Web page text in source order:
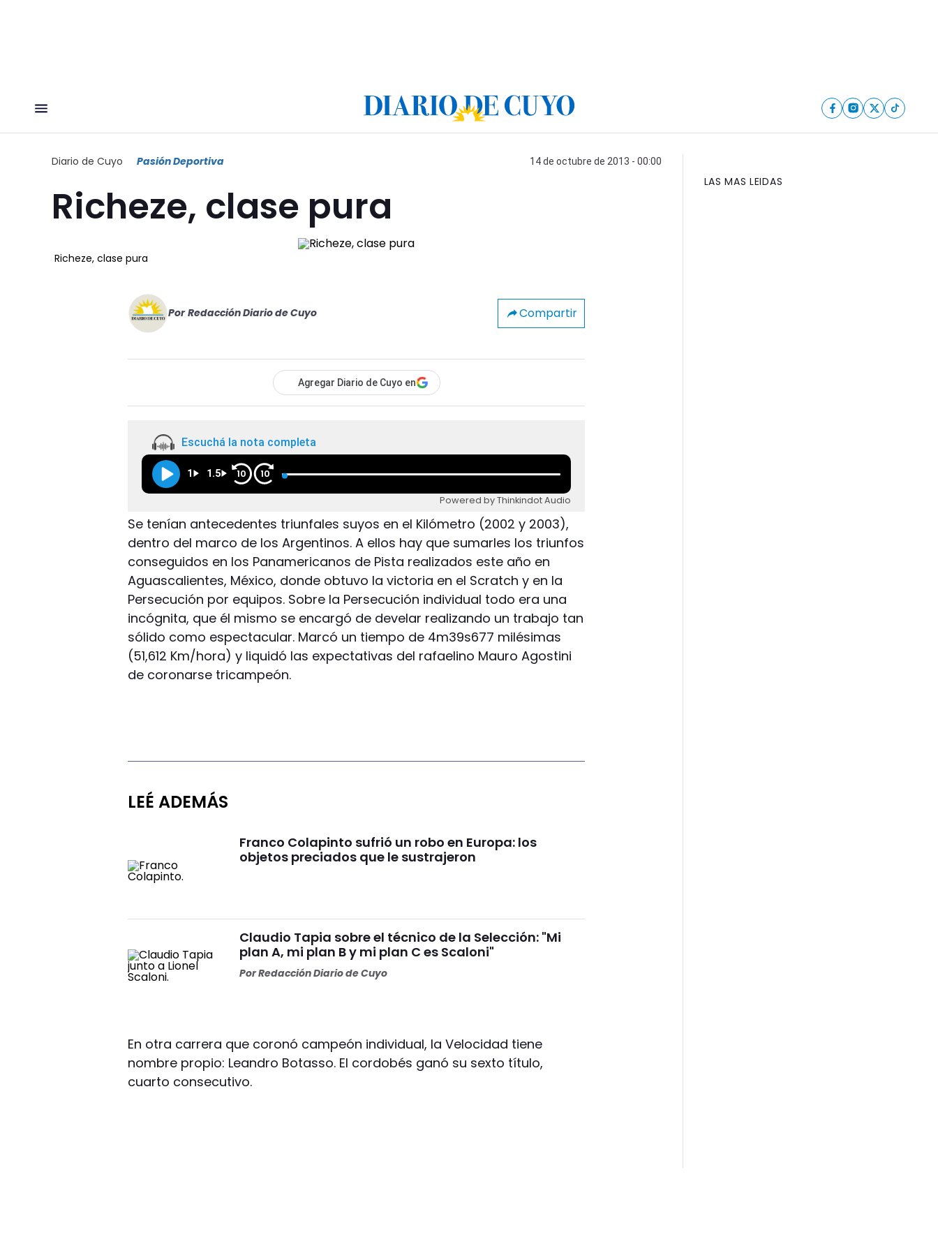
Diario de Cuyo Pasión Deportiva 14 de octubre de 2013 - 00:00
Richeze, clase pura
Richeze, clase pura
Por Redacción Diario de Cuyo Compartir
Agregar Diario de Cuyo en
Escuchá la nota completa
1 1.5 10 10
Powered by Thinkindot Audio
Se tenían antecedentes triunfales suyos en el Kilómetro (2002 y 2003),
dentro del marco de los Argentinos. A ellos hay que sumarles los triunfos
conseguidos en los Panamericanos de Pista realizados este año en
Aguascalientes, México, donde obtuvo la victoria en el Scratch y en la
Persecución por equipos. Sobre la Persecución individual todo era una
incógnita, que él mismo se encargó de develar realizando un trabajo tan
sólido como espectacular. Marcó un tiempo de 4m39s677 milésimas
(51,612 Km/hora) y liquidó las expectativas del rafaelino Mauro Agostini
de coronarse tricampeón.
LEÉ ADEMÁS
Franco Colapinto sufrió un robo en Europa: los
objetos preciados que le sustrajeron
Claudio Tapia sobre el técnico de la Selección: "Mi
plan A, mi plan B y mi plan C es Scaloni"
PorRedacción Diario de Cuyo
En otra carrera que coronó campeón individual, la Velocidad tiene
nombre propio: Leandro Botasso. El cordobés ganó su sexto título,
cuarto consecutivo.
LAS MAS LEIDAS